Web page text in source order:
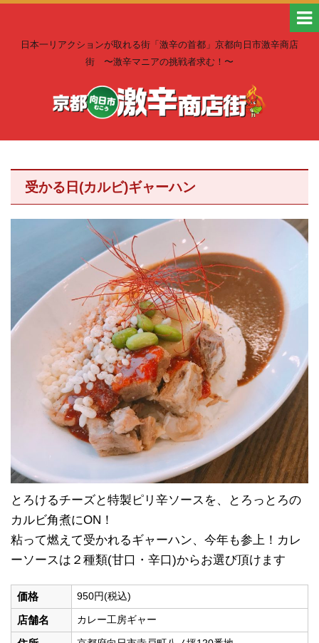
日本一リアクションが取れる街「激辛の首都」京都向日市激辛商店
街 〜激辛マニアの挑戦者求む！〜
受かる日(カルビ)ギャーハン
とろけるチーズと特製ピリ辛ソースを、とろっとろの
カルビ角煮にON！
粘って燃えて受かれるギャーハン、今年も参上！カレ
ーソースは２種類(甘口・辛口)からお選び頂けます
価格 950円(税込)
店舗名 カレー工房ギャー